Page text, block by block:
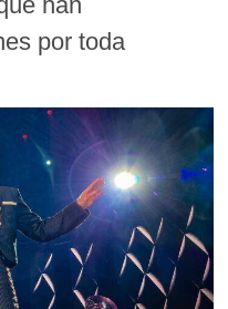
por toda